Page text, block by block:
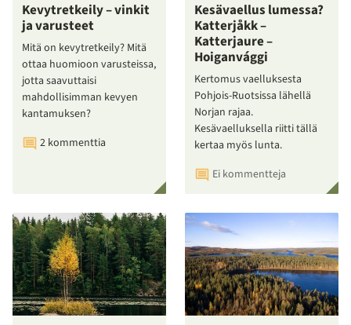
Kevytretkeily – vinkit
ja varusteet
Mitä on kevytretkeily? Mitä
ottaa huomioon varusteissa,
jotta saavuttaisi
mahdollisimman kevyen
kantamuksen?
2 kommenttia
Kesävaellus lumessa?
Katterjåkk –
Katterjaure –
Hoiganvággi
Kertomus vaelluksesta
Pohjois-Ruotsissa lähellä
Norjan rajaa.
Kesävaelluksella riitti tällä
kertaa myös lunta.
Ei kommentteja